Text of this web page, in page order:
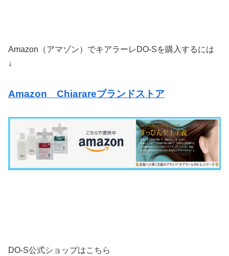
Amazon（アマゾン）でキアラーレDO-Sを購入するには
↓
Amazon Chiarareブランドストア
DO-S公式ショップはこちら